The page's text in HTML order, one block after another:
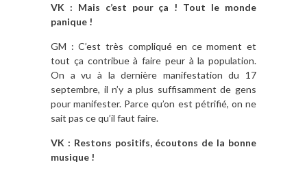
VK : Mais c’est pour ça ! Tout le monde
panique !
GM : C’est très compliqué en ce moment et
tout ça contribue à faire peur à la population.
On a vu à la dernière manifestation du 17
septembre, il n’y a plus suffisamment de gens
pour manifester. Parce qu’on est pétrifié, on ne
sait pas ce qu’il faut faire.
VK : Restons positifs, écoutons de la bonne
musique !